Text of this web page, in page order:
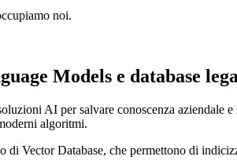
noi.
Models e database
AI per salvare conoscenza aziendale
algoritmi.
di Vector Database, che permettono di